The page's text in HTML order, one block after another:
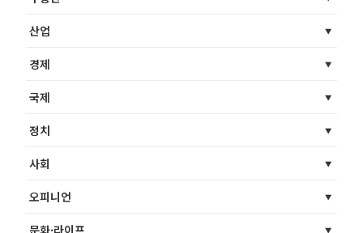
산업
경제
국제
정치
사회
오피니언
문화·라이프